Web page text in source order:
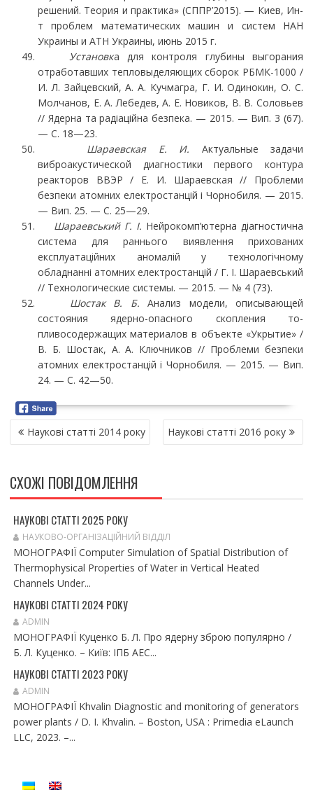
решений. Теория и практика» (СППР’2015). — Киев, Ин-
т проблем математических машин и систем НАН
Украины и АТН Украины, июнь 2015 г.
Установка для контроля глубины выгорания
отработавших тепловыделяющих сборок РБМК-1000 /
И. Л. Зайцевский, А. А. Кучмагра, Г. И. Одинокин, О. С.
Молчанов, Е. А. Лебедев, А. Е. Новиков, В. В. Соловьев
// Ядерна та радіаційна безпека. — 2015. — Вип. 3 (67).
— С. 18—23.
Шараевская Е. И. Актуальные задачи
виброакустической диагностики первого контура
реакторов ВВЭР / Е. И. Шараевская // Проблеми
безпеки атомних електростанцій і Чорноби­ля. — 2015.
— Вип. 25. — С. 25—29.
Шараевський Г. І. Нейрокомп’ютерна діагностична
система для раннього виявлення при­хованих
експлуатаційних аномалій у технологічному
обладнанні атомних електростанцій / Г. І. Шараевський
// Технологические системы. — 2015. — № 4 (73).
Шостак В. Б.Анализ модели, описывающей
состояния ядерно-опасного скопления то­
пливосодержащих материалов в объекте «Укрытие» /
В. Б. Шостак, А. А. Ключников // Про­блеми безпеки
атомних електростанцій і Чорнобиля. — 2015. — Вип.
24. — С. 42—50.
Н
А
І
Г
А
Ц
Я
З
А
П
И
С
В
Наукові статті 2014 року Наукові статті 2016 року
СХОЖІ ПОВІДОМЛЕННЯ
НАУКОВІ СТАТТІ 2025 РОКУ
НАУКОВО-ОРГАНІЗАЦІЙНИЙ ВІДДІЛ
МОНОГРАФІЇ Computer Simulation of Spatial Distribution of
Thermophysical Properties of Water in Vertical Heated
Channels Under...
НАУКОВІ СТАТТІ 2024 РОКУ
ADMIN
МОНОГРАФІЇ Куценко Б. Л. Про ядерну зброю популярно /
Б. Л. Куценко. – Київ: ІПБ АЕС...
НАУКОВІ СТАТТІ 2023 РОКУ
ADMIN
МОНОГРАФІЇ Khvalin Diagnostic and monitoring of generators
power plants / D. I. Khvalin. – Boston, USA : Primedia eLaunch
LLC, 2023. –...